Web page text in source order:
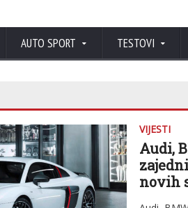
AUTO SPORT TESTOVI
VIJESTI
Audi,
novih